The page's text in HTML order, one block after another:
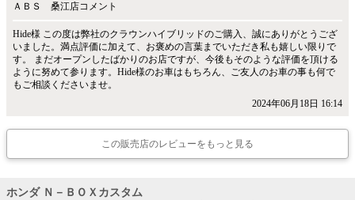
ＡＢＳ 桑江店コメント
Hide様 この度は弊社のクラウンハイブリッドのご購入、誠にありがとうござ
いました。満点評価に加えて、お褒めの言葉までいただき私も嬉しい限りで
す。 まだオープンしたばかりのお店ですが、今後もそのような評価を頂ける
ように努めて参ります。Hide様のお車はもちろん、ご友人のお車の事も何で
もご相談くださいませ。
2024年06月18日 16:14
この販売店のレビューをもっと見る
ホンダ Ｎ－ＢＯＸカスタム